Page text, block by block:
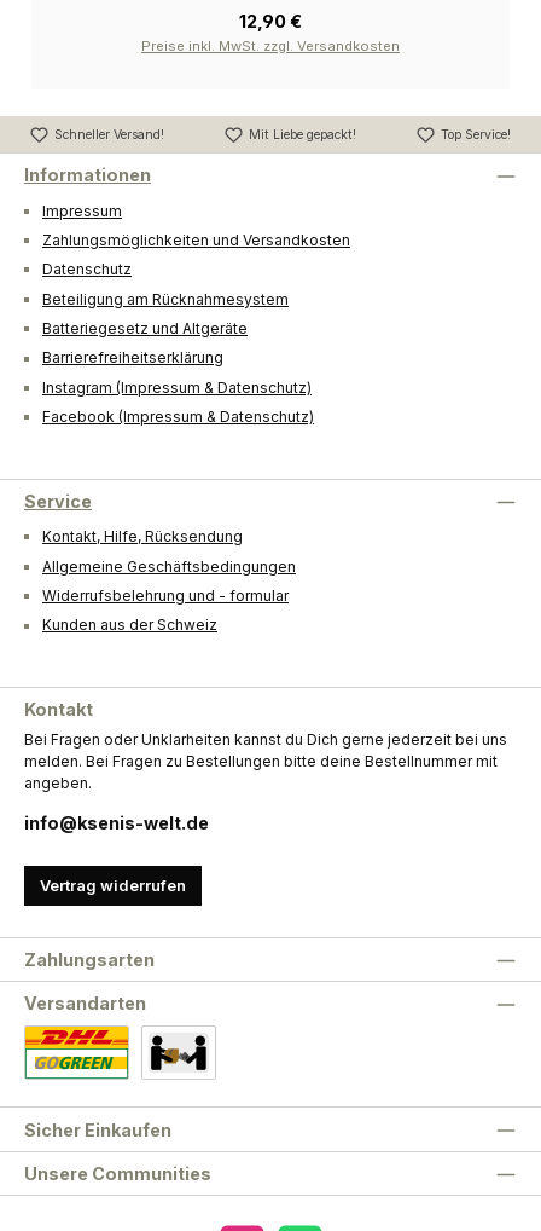
12,90 €
Preise inkl. MwSt. zzgl. Versandkosten
Schneller Versand! Mit Liebe gepackt! Top Service!
Informationen
Impressum
Zahlungsmöglichkeiten und Versandkosten
Datenschutz
Beteiligung am Rücknahmesystem
Batteriegesetz und Altgeräte
Barrierefreiheitserklärung
Instagram (Impressum & Datenschutz)
Facebook (Impressum & Datenschutz)
Service
Kontakt, Hilfe, Rücksendung
Allgemeine Geschäftsbedingungen
Widerrufsbelehrung und - formular
Kunden aus der Schweiz
Kontakt
Bei Fragen oder Unklarheiten kannst du Dich gerne jederzeit bei uns
melden. Bei Fragen zu Bestellungen bitte deine Bestellnummer mit
angeben.
info@ksenis-welt.de
Vertrag widerrufen
Unsere Communities
Zahlungsarten
Versandarten
Sicher Einkaufen